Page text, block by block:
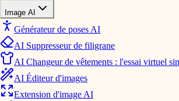
Image AI
Générateur de poses AI
AI Suppresseur de filigrane
AI Changeur de vêtements : l'essai virtuel
AI Éditeur d'images
Extension d'image AI